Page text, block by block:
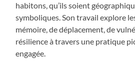
habitons, qu’ils soient
symboliques. Son travail explore
mémoire, de déplacement, de
résilience à travers une pratique
engagée.